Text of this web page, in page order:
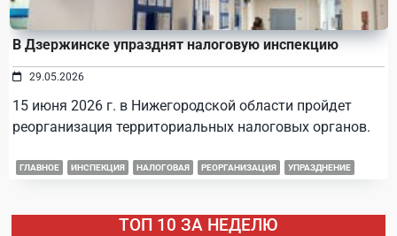
В Дзержинске упразднят налоговую инспекцию
29.05.2026
15 июня 2026 г. в Нижегородской области пройдет
реорганизация территориальных налоговых органов.
ГЛАВНОЕ ИНСПЕКЦИЯ НАЛОГОВАЯ РЕОРГАНИЗАЦИЯ УПРАЗДНЕНИЕ
ТОП 10 ЗА НЕДЕЛЮ